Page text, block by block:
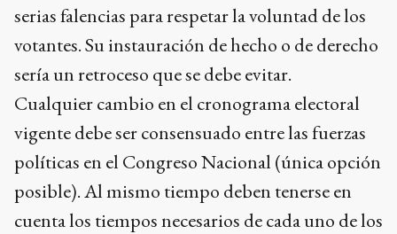
serias falencias para respetar la voluntad de los
votantes. Su instauración de hecho o de derecho
sería un retroceso que se debe evitar.
Cualquier cambio en el cronograma electoral
vigente debe ser consensuado entre las fuerzas
políticas en el Congreso Nacional (única opción
posible). Al mismo tiempo deben tenerse en
cuenta los tiempos necesarios de cada uno de los